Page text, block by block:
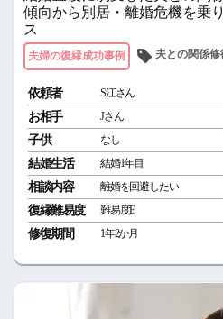
傾向から別居・離婚危機を乗
ス
夫婦の復縁成功事例 夫との関係修
依頼者 S江さん
お相手 Jさん
子供 なし
結婚生活 結婚1年目
相談内容 離婚を回避したい
復縁難易度 難易度E
修復期間 1年2か月